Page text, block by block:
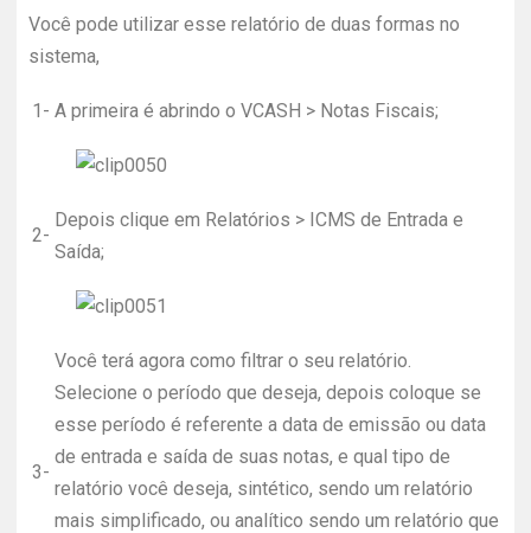
Você pode utilizar esse relatório de duas formas no
sistema,
1- A primeira é abrindo o VCASH > Notas Fiscais;
2-
Depois clique em Relatórios > ICMS de Entrada e
Saída;
3-
Você terá agora como filtrar o seu relatório.
Selecione o período que deseja, depois coloque se
esse período é referente a data de emissão ou data
de entrada e saída de suas notas, e qual tipo de
relatório você deseja, sintético, sendo um relatório
mais simplificado, ou analítico sendo um relatório que